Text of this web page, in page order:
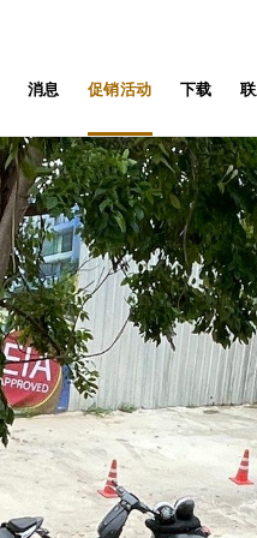
消息 促销活动 下载